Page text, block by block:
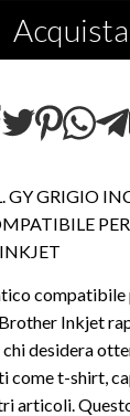
Acquista
GY GRIGIO
compatibile
Inkjet
desidera
come t-shirt,
articoli.